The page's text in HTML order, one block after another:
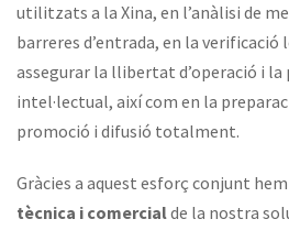
utilitzats a la Xina, en l’anàlisi de
barreres d’entrada, en la
assegurar la llibertat d’operació i
intel·lectual, així com en la
promoció i difusió totalment.
Gràcies a aquest esforç conjunt
tècnica i comercialde la nostra